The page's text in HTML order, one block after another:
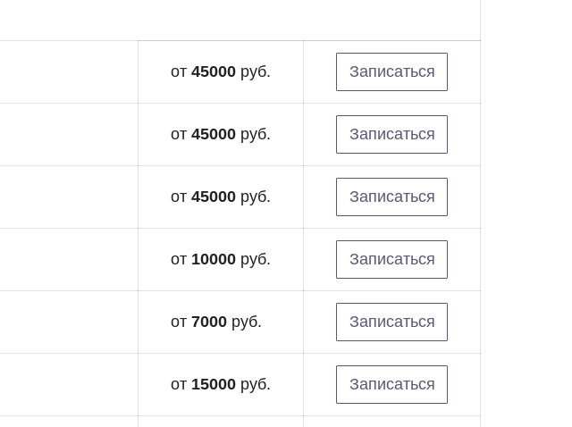
от 45000 руб. Записаться
от 45000 руб. Записаться
от 45000 руб. Записаться
от 10000 руб. Записаться
от 7000 руб. Записаться
от 15000 руб. Записаться